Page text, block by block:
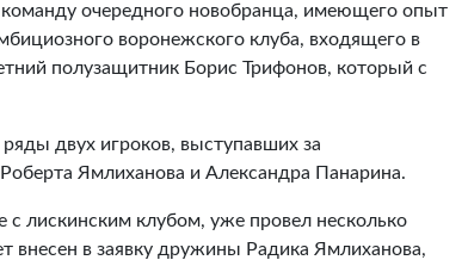
команду очередного новобранца, имеющего опыт
воронежского клуба, входящего в
полузащитник Борис Трифонов, который с
двух игроков, выступавших за
Ямлиханова и Александра Панарина.
лискинским клубом, уже провел несколько
внесен в заявку дружины Радика Ямлиханова,